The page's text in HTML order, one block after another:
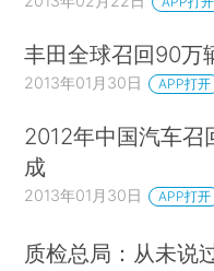
丰田全球召回90万
2013年01月30日 APP打开
2012年中国汽车召
成
2013年01月30日 APP打开
质检总局：从未说